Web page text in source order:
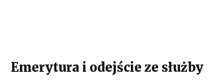
Emerytura i odejście ze służby